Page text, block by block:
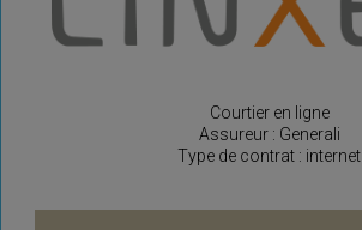
Courtier en ligne
Assureur : Generali
Type de contrat : internet